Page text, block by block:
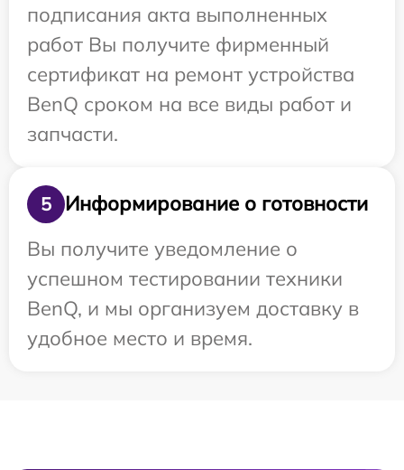
подписания акта выполненных
работ Вы получите фирменный
сертификат на ремонт устройства
BenQ сроком на все виды работ и
запчасти.
5
Информирование о готовности
Вы получите уведомление о
успешном тестировании техники
BenQ, и мы организуем доставку в
удобное место и время.